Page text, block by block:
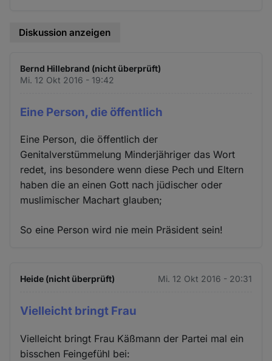
Diskussion anzeigen
Bernd Hillebrand (nicht überprüft)
Mi. 12 Okt 2016 - 19:42
Eine Person, die öffentlich
Eine Person, die öffentlich der
Genitalverstümmelung Minderjähriger das Wort
redet, ins besondere wenn diese Pech und Eltern
haben die an einen Gott nach jüdischer oder
muslimischer Machart glauben;
So eine Person wird nie mein Präsident sein!
Heide (nicht überprüft) Mi. 12 Okt 2016 - 20:31
Vielleicht bringt Frau
Vielleicht bringt Frau Käßmann der Partei mal ein
bisschen Feingefühl bei: